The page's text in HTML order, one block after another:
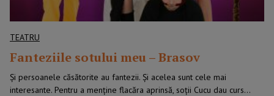
TEATRU
Fanteziile sotului meu – Brasov
Și persoanele căsătorite au fantezii. Și acelea sunt cele mai
interesante. Pentru a menține flacăra aprinsă, soții Cucu dau curs…